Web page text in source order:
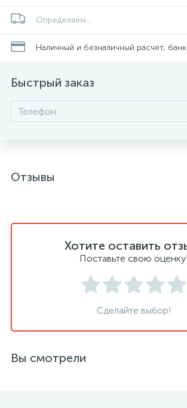
Определяем...
Наличный и безналичный расчет,
Быстрый заказ
Отзывы
Хотите оставить
Поставьте свою оценку!
Сделайте выбор!
Вы смотрели